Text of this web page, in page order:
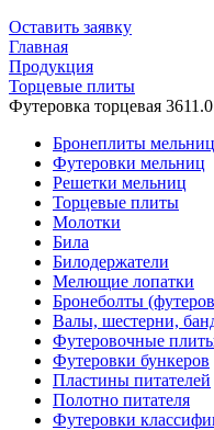
Оставить заявку
Главная
Продукция
Торцевые плиты
Футеровка торцевая
Бронеплиты мельниц
Футеровки мельниц
Решетки мельниц
Торцевые плиты
Молотки
Била
Билодержатели
Мелющие лопатки
Бронеболты
Валы, шестерни,
Футеровочные
Футеровки бункеров
Пластины питателей
Полотно питателя
Футеровки